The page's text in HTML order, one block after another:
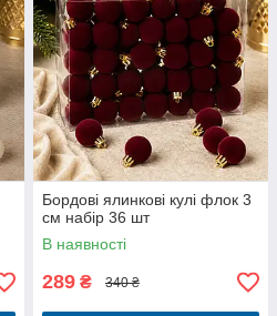
Бордові ялинкові кулі флок 3
см набір 36 шт
В наявності
289 ₴ 340 ₴